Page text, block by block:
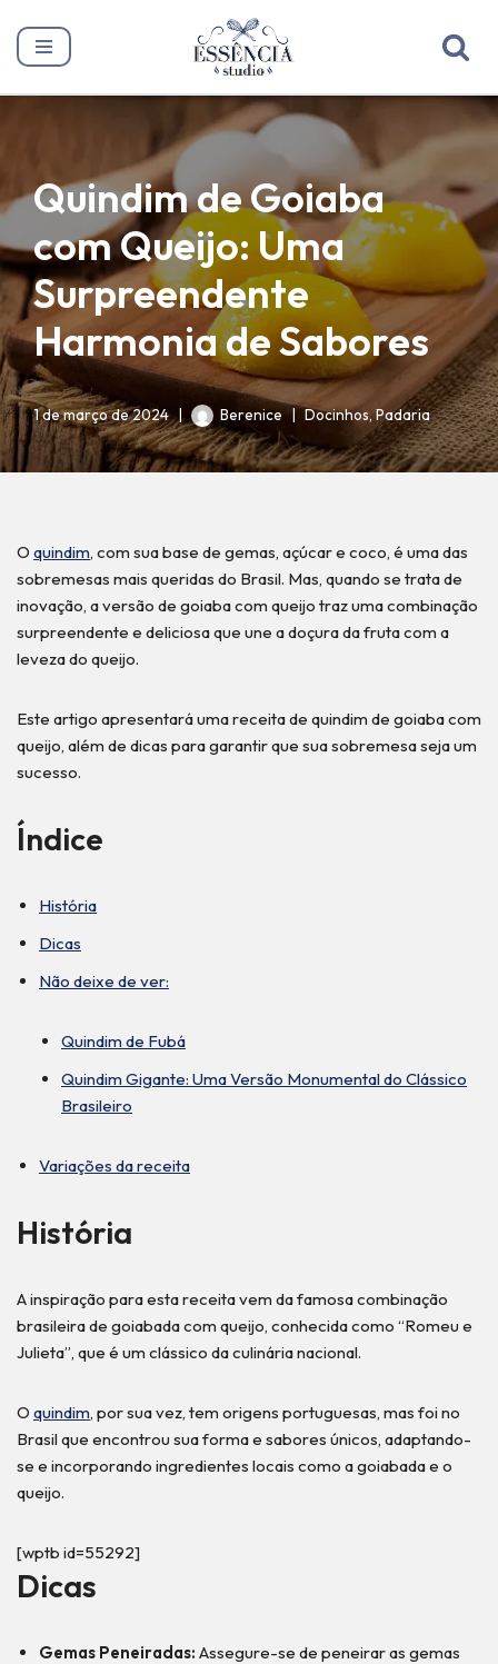
Pular
Quindim de Goiaba
com Queijo: Uma
Surpreendente
Harmonia de Sabores
1 de março de 2024 Berenice Docinhos,Padaria
O quindim, com sua base de gemas, açúcar e coco, é uma das
sobremesas mais queridas do Brasil. Mas, quando se trata de
inovação, a versão de goiaba com queijo traz uma combinação
surpreendente e deliciosa que une a doçura da fruta com a
leveza do queijo.
Este artigo apresentará uma receita de quindim de goiaba com
queijo, além de dicas para garantir que sua sobremesa seja um
sucesso.
Índice
História
Dicas
Não deixe de ver:
Quindim de Fubá
Quindim Gigante: Uma Versão Monumental do Clássico
Brasileiro
Variações da receita
História
A inspiração para esta receita vem da famosa combinação
brasileira de goiabada com queijo, conhecida como “Romeu e
Julieta”, que é um clássico da culinária nacional.
O quindim, por sua vez, tem origens portuguesas, mas foi no
Brasil que encontrou sua forma e sabores únicos, adaptando-
se e incorporando ingredientes locais como a goiabada e o
queijo.
[wptb id=55292]
Dicas
Gemas Peneiradas: Assegure-se de peneirar as gemas